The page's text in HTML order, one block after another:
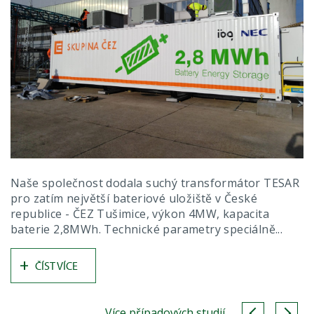
Naše společnost dodala suchý transformátor TESAR
pro zatím největší bateriové uložiště v České
republice - ČEZ Tušimice, výkon 4MW, kapacita
baterie 2,8MWh. Technické parametry speciálně...
+ ČÍST VÍCE